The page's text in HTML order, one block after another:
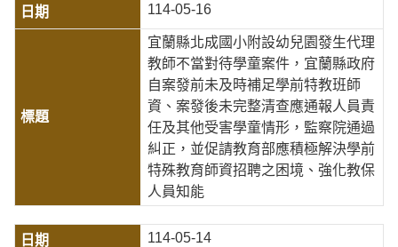
114-05-16
宜蘭縣北成國小附設幼兒園發生代理
教師不當對待學童案件，宜蘭縣政府
自案發前未及時補足學前特教班師
資、案發後未完整清查應通報人員責
任及其他受害學童情形，監察院通過
糾正，並促請教育部應積極解決學前
特殊教育師資招聘之困境、強化教保
人員知能
114-05-14